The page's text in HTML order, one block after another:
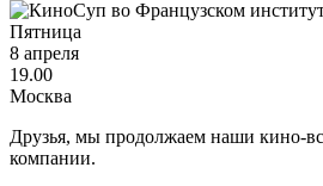
Пятница
8 апреля
19.00
Москва
Друзья, мы продолжаем наши кино-
компании.